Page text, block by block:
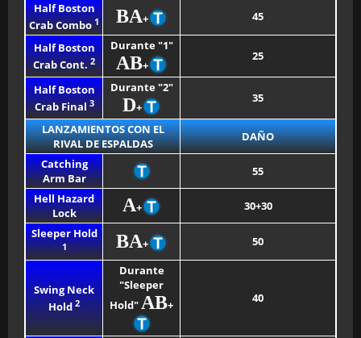
Half Boston
Crab Combo1 BA+ 45
Half Boston
Crab Cont.2
Durante "1"
AB+
25
Half Boston
Crab Final3
Durante "2"
D+
35
LANZAMIENTOS CON EL
RIVAL DE ESPALDAS
DAÑO
Catching
Arm Bar
55
Hell Hazard
Lock
A+
30+30
Sleeper Hold
1 BA+ 50
Swing Neck
Hold 2
Durante
"Sleeper
Hold" AB+ 40